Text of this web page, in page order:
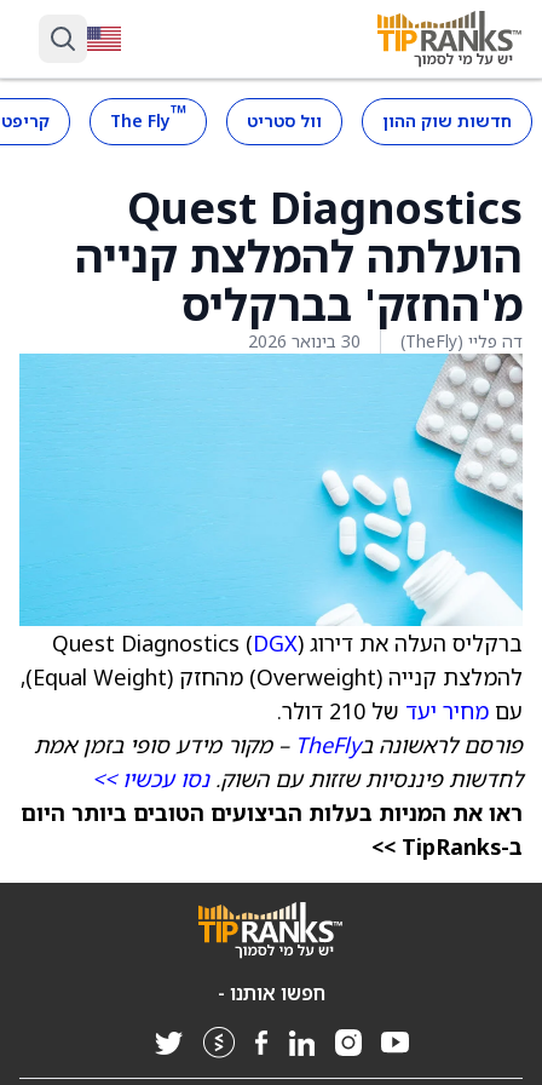
חדשות שוק ההון וול סטריט ™
The Fly
Quest Diagnostics
הועלתה להמלצת קנייה
מ'החזק' בברקליס
דה פליי (TheFly) 30 בינואר 2026
ברקליס העלה את דירוג Quest Diagnostics ( DGX)
להמלצת קנייה (Overweight) מהחזק (Equal Weight),
עם מחיר יעד של 210 דולר.
פורסם לראשונה בTheFly – מקור מידע סופי בזמן אמת
לחדשות פיננסיות שזזות עם השוק.נסו עכשיו >>
ראו את המניות בעלות הביצועים הטובים ביותר היום
ב-TipRanks >>
חפשו אותנו -